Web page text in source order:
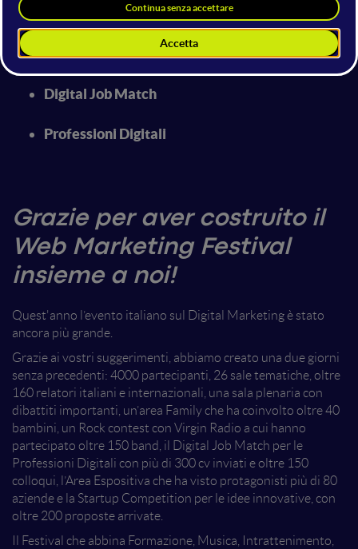
Contest musicali
Startup Competition
Digital Job Match
Professioni Digitali
Grazie per aver costruito il
Web Marketing Festival
insieme a noi!
Quest'anno l’evento italiano sul Digital Marketing è stato
ancora più grande.
Grazie ai vostri suggerimenti, abbiamo creato una due giorni
senza precedenti: 4000 partecipanti, 26 sale tematiche, oltre
160 relatori italiani e internazionali, una sala plenaria con
dibattiti importanti, un’area Family che ha coinvolto oltre 40
bambini, un Rock contest con Virgin Radio a cui hanno
partecipato oltre 150 band, il Digital Job Match per le
Professioni Digitali con più di 300 cv inviati e oltre 150
colloqui, l’Area Espositiva che ha visto protagonisti più di 80
aziende e la Startup Competition per le idee innovative, con
oltre 200 proposte arrivate.
Il Festival che abbina Formazione, Musica, Intrattenimento,